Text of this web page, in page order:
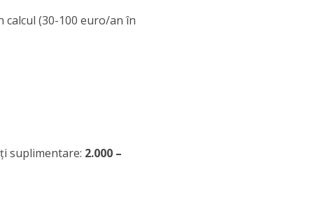
(30-100 euro/an în
suplimentare: 2.000 –